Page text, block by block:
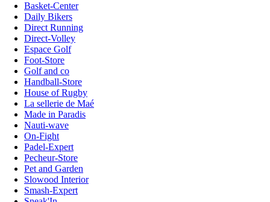
Basket-Center
Daily Bikers
Direct Running
Direct-Volley
Espace Golf
Foot-Store
Golf and co
Handball-Store
House of Rugby
La sellerie de Maé
Made in Paradis
Nauti-wave
On-Fight
Padel-Expert
Pecheur-Store
Pet and Garden
Slowood Interior
Smash-Expert